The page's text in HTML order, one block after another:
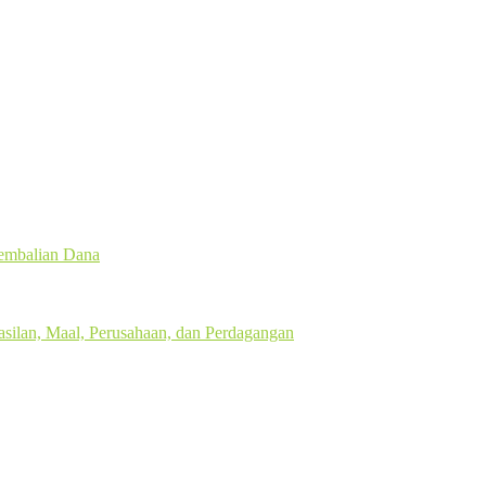
Dana
Maal, Perusahaan, dan Perdagangan